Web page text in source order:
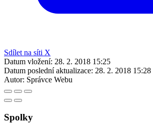
Sdílet na síti X
Datum vložení: 28. 2. 2018 15:25
Datum poslední aktualizace: 28. 2. 2018 15:28
Autor: Správce Webu
Spolky